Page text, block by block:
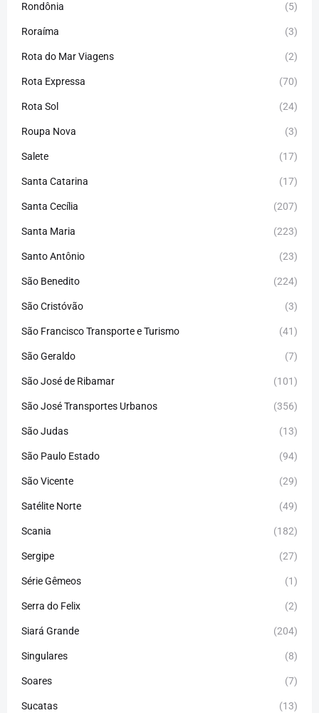
Rondônia (5)
Roraíma (3)
Rota do Mar Viagens (2)
Rota Expressa (70)
Rota Sol (24)
Roupa Nova (3)
Salete (17)
Santa Catarina (17)
Santa Cecília (207)
Santa Maria (223)
Santo Antônio (23)
São Benedito (224)
São Cristóvão (3)
São Francisco Transporte e Turismo (41)
São Geraldo (7)
São José de Ribamar (101)
São José Transportes Urbanos (356)
São Judas (13)
São Paulo Estado (94)
São Vicente (29)
Satélite Norte (49)
Scania (182)
Sergipe (27)
Série Gêmeos (1)
Serra do Felix (2)
Siará Grande (204)
Singulares (8)
Soares (7)
Sucatas (13)